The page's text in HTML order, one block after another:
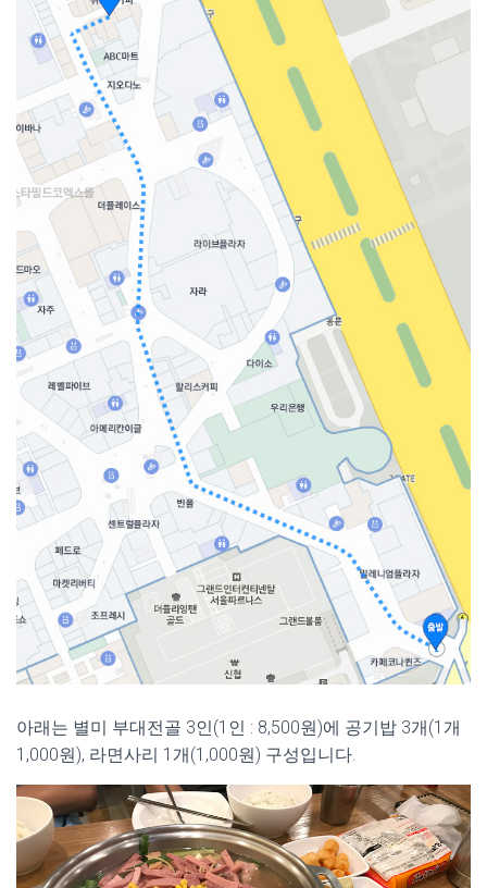
아래는 별미 부대전골 3인(1인 : 8,500원)에 공기밥 3개(1개
1,000원), 라면사리 1개(1,000원) 구성입니다.